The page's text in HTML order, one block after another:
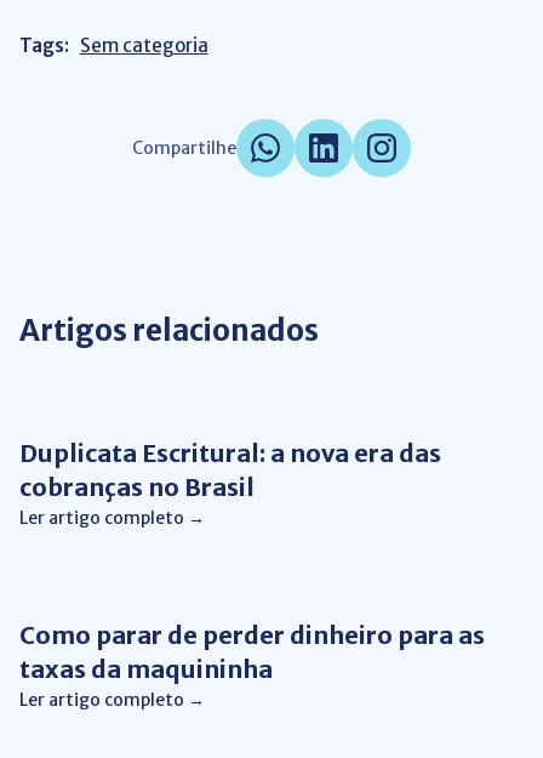
Tags: Sem categoria
Compartilhe
Artigos relacionados
Duplicata Escritural: a nova era das
cobranças no Brasil
Ler artigo completo →
Como parar de perder dinheiro para as
taxas da maquininha
Ler artigo completo →